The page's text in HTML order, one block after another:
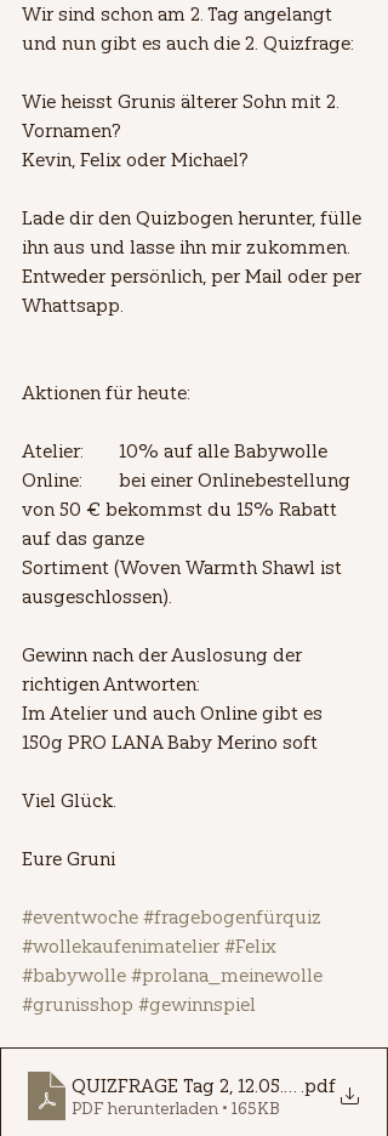
Wir sind schon am 2. Tag angelangt
und nun gibt es auch die 2. Quizfrage:
Wie heisst Grunis älterer Sohn mit 2.
Vornamen?
Kevin, Felix oder Michael?
Lade dir den Quizbogen herunter, fülle
ihn aus und lasse ihn mir zukommen.
Entweder persönlich, per Mail oder per
Whattsapp.
Aktionen für heute:
Atelier:	10% auf alle Babywolle
Online:	bei einer Onlinebestellung
von 50 € bekommst du 15% Rabatt
auf das ganze
Sortiment (Woven Warmth Shawl ist
ausgeschlossen).
Gewinn nach der Auslosung der
richtigen Antworten:
Im Atelier und auch Online gibt es
150g PRO LANA Baby Merino soft
Viel Glück.
Eure Gruni
#eventwoche #fragebogenfürquiz
#wollekaufenimatelier #Felix
#babywolle #prolana_meinewolle
#grunisshop #gewinnspiel
QUIZFRAGE Tag 2, 12.05.24 -
.pdf
PDF herunterladen • 165KB